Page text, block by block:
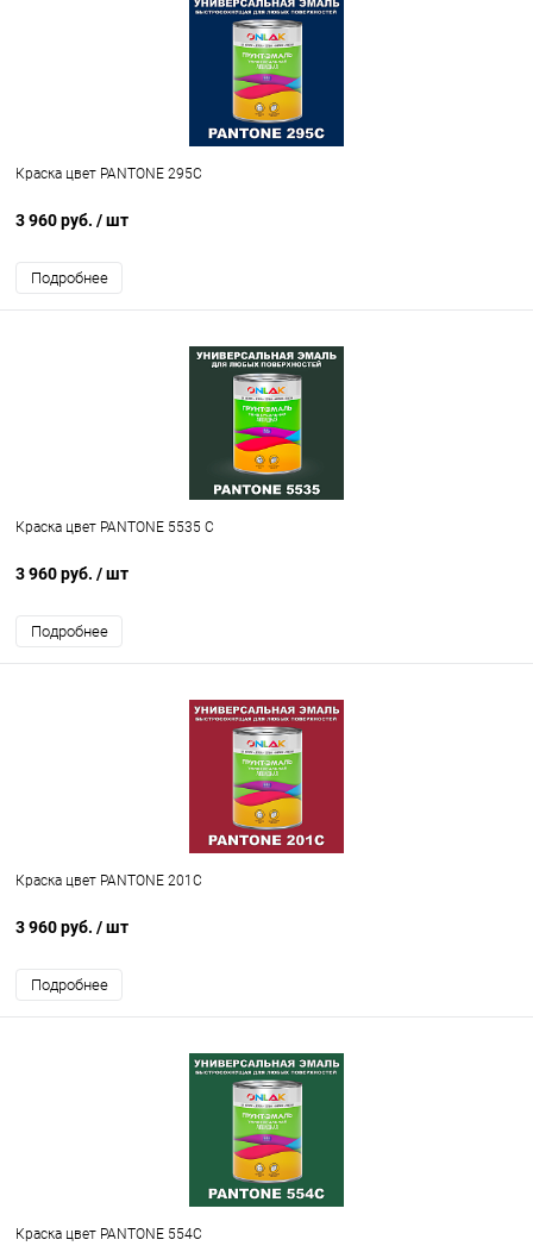
Краска цвет PANTONE 295C
3 960 руб. / шт
Подробнее
Краска цвет PANTONE 5535 C
3 960 руб. / шт
Подробнее
Краска цвет PANTONE 201C
3 960 руб. / шт
Подробнее
Краска цвет PANTONE 554C